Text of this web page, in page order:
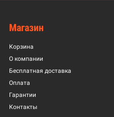
Магазин
Корзина
О компании
Бесплатная доставка
Оплата
Гарантии
Контакты